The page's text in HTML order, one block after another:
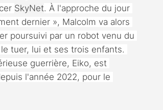
SkyNet. À l'approche du jour
dernier », Malcolm va alors
poursuivi par un robot venu du
tuer, lui et ses trois enfants.
guerrière, Eiko, est
l'année 2022, pour le